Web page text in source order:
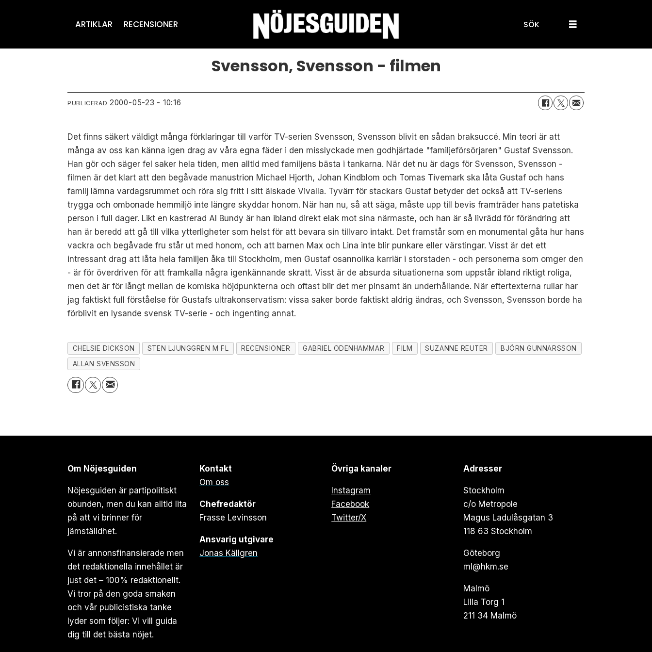
ARTIKLAR RECENSIONER SÖK
Svensson, Svensson - filmen
PUBLICERAD 2000-05-23 - 10:16
Det finns säkert väldigt många förklaringar till varför TV-serien Svensson, Svensson blivit en sådan braksuccé. Min teori är att
många av oss kan känna igen drag av våra egna fäder i den misslyckade men godhjärtade "familjeförsörjaren" Gustaf Svensson.
Han gör och säger fel saker hela tiden, men alltid med familjens bästa i tankarna. När det nu är dags för Svensson, Svensson -
filmen är det klart att den begåvade manustrion Michael Hjorth, Johan Kindblom och Tomas Tivemark ska låta Gustaf och hans
familj lämna vardagsrummet och röra sig fritt i sitt älskade Vivalla. Tyvärr för stackars Gustaf betyder det också att TV-seriens
trygga och ombonade hemmiljö inte längre skyddar honom. När han nu, så att säga, måste upp till bevis framträder hans patetiska
person i full dager. Likt en kastrerad Al Bundy är han ibland direkt elak mot sina närmaste, och han är så livrädd för förändring att
han är beredd att gå till vilka ytterligheter som helst för att bevara sin tillvaro intakt. Det framstår som en monumental gåta hur hans
vackra och begåvade fru står ut med honom, och att barnen Max och Lina inte blir punkare eller värstingar. Visst är det ett
intressant drag att låta hela familjen åka till Stockholm, men Gustaf osannolika karriär i storstaden - och personerna som omger den
- är för överdriven för att framkalla några igenkännande skratt. Visst är de absurda situationerna som uppstår ibland riktigt roliga,
men det är för långt mellan de komiska höjdpunkterna och oftast blir det mer pinsamt än underhållande. När eftertexterna rullar har
jag faktiskt full förståelse för Gustafs ultrakonservatism: vissa saker borde faktiskt aldrig ändras, och Svensson, Svensson borde ha
förblivit en lysande svensk TV-serie - och ingenting annat.
CHELSIE DICKSON STEN LJUNGGREN M FL RECENSIONER GABRIEL ODENHAMMAR FILM SUZANNE REUTER
BJÖRN GUNNARSSON
ALLAN SVENSSON
Om Nöjesguiden
Nöjesguiden är partipolitiskt
obunden, men du kan alltid lita
på att vi brinner för
jämställdhet.
Vi är annonsfinansierade men
det redaktionella innehållet är
just det – 100% redaktionellt.
Vi tror på den goda smaken
och vår publicistiska tanke
lyder som följer: Vi vill guida
dig till det bästa nöjet.
Kontakt
Om oss
Chefredaktör
Frasse Levinsson
Ansvarig utgivare
Jonas Källgren
Övriga kanaler
Instagram
Facebook
Twitter/X
Adresser
Stockholm
c/o Metropole
Magus Ladulåsgatan 3
118 63 Stockholm
Göteborg
ml@hkm.se
Malmö
Lilla Torg 1
211 34 Malmö